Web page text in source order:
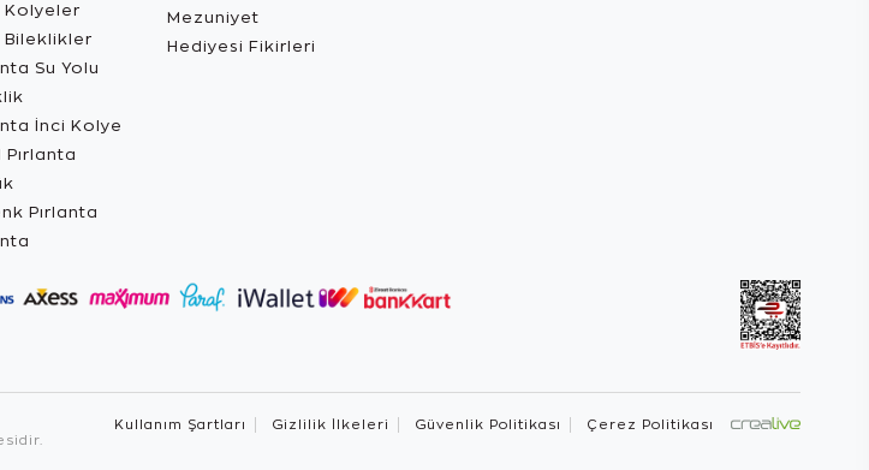
Kolyeler
Bileklikler
Su Yolu
İnci Kolye
Pırlanta
Pırlanta
Mezuniyet
Hediyesi Fikirleri
Kullanım Şartları Gizlilik İlkeleri Güvenlik Politikası Çerez Politikası